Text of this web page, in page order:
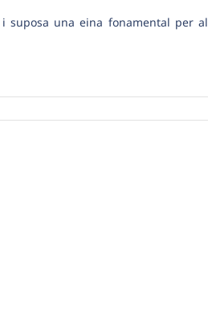
i suposa una eina fonamental per al